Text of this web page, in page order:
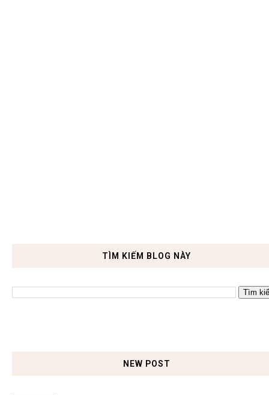
TÌM KIẾM BLOG NÀY
NEW POST